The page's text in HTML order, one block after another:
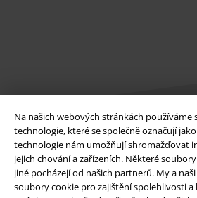
Na našich webových stránkách používáme
technologie, které se společně označují
technologie nám umožňují shromažďovat
jejich chování a zařízeních. Některé
jiné pocházejí od našich partnerů. My a
soubory cookie pro zajištění spolehlivosti a
Právní informace
Podmínky